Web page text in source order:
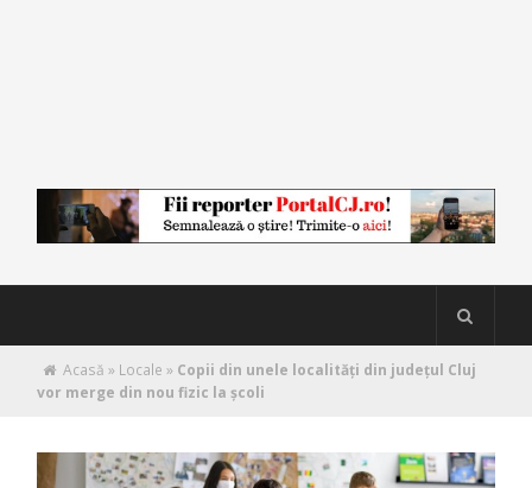
Acasă » Locale » Copii din unele localități din județul Cluj
vor merge din nou fizic la școli